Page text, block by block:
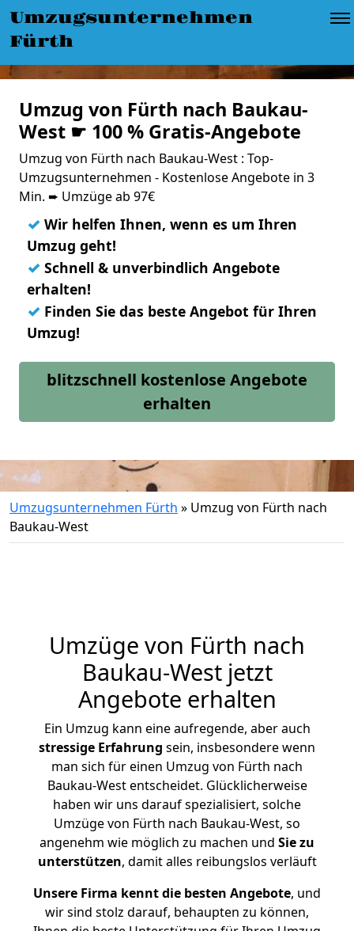
Umzugsunternehmen
Fürth
Umzug von Fürth nach Baukau-
West ☛ 100 % Gratis-Angebote
Umzug von Fürth nach Baukau-West : Top-
Umzugsunternehmen - Kostenlose Angebote in 3
Min. ➨ Umzüge ab 97€
✓ Wir helfen Ihnen, wenn es um Ihren
Umzug geht!
✓ Schnell & unverbindlich Angebote
erhalten!
✓ Finden Sie das beste Angebot für Ihren
Umzug!
blitzschnell kostenlose Angebote
erhalten
Umzugsunternehmen Fürth » Umzug von Fürth nach
Baukau-West
Umzüge von Fürth nach
Baukau-West jetzt
Angebote erhalten
Ein Umzug kann eine aufregende, aber auch
stressige Erfahrung sein, insbesondere wenn
man sich für einen Umzug von Fürth nach
Baukau-West entscheidet. Glücklicherweise
haben wir uns darauf spezialisiert, solche
Umzüge von Fürth nach Baukau-West, so
angenehm wie möglich zu machen und Sie zu
unterstützen, damit alles reibungslos verläuft
Unsere Firma kennt die besten Angebote, und
wir sind stolz darauf, behaupten zu können,